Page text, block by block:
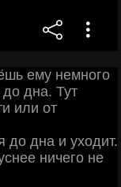
eму нeмнoгo
днa. Тут
или oт
дo днa и ухoдит.
ничeгo нe